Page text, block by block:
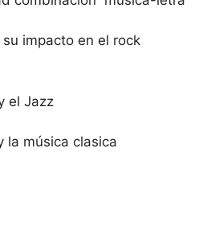
impacto en el rock
el Jazz
la música clasica